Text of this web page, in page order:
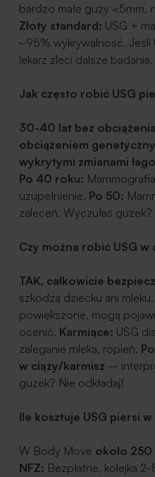
bardzo małe guzy <5mm,
Złoty standard: USG +
~95% wykrywalność. Jeśli
lekarz zleci dalsze badania.
Jak często robić USG
30-40 lat bez
obciążeniem
wykrytymi zmianami
Po 40 roku:
uzupełnienie. Po 50:
zaleceń. Wyczułaś
Czy można robić USG
TAK, całkowicie
szkodzą dziecku ani mleku.
powiększone, mogą
ocenić. Karmiące: USG
zaleganie mleka, ropień.
w ciąży/karmisz –
guzek? Nie odkładaj!
Ile kosztuje USG piersi
W Body Move około 250
NFZ: Bezpłatne, kolejka